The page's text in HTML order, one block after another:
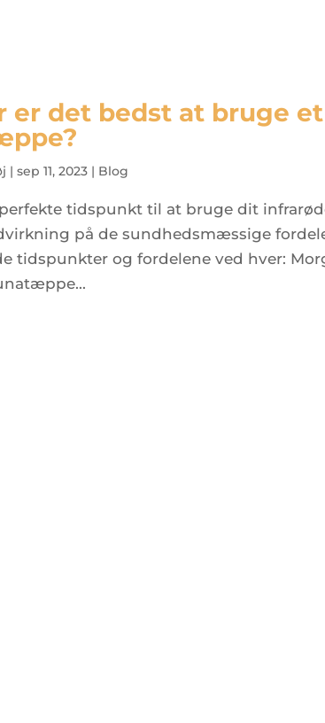
er det bedst at bruge
|sep 11, 2023 | Blog
tidspunkt til at bruge dit
på de sundhedsmæssige
tidspunkter og fordelene ved hver: